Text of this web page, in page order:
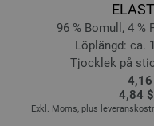
96 % Bomull, 4 %
Löplängd: ca.
Tjocklek på
4,84 $
Exkl. Moms, plus